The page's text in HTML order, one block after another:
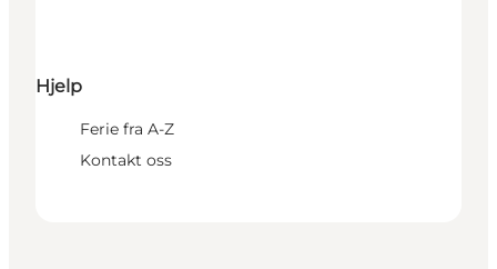
Hjelp
Ferie fra A-Z
Kontakt oss